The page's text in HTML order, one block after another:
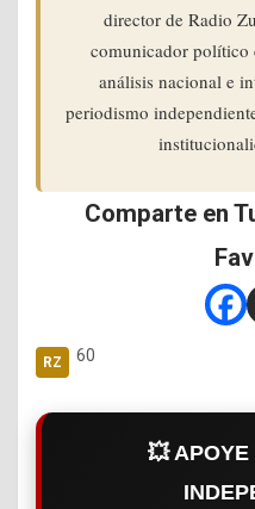
director de Radio
comunicador político
análisis nacional e
periodismo
Comparte en
60
💥